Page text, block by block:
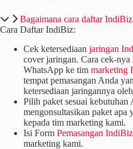
Bagaimana cara daftar
Cara Daftar IndiBiz:
Cek ketersediaan jaringan
cover jaringan. Cara cek-nya
WhatsApp ke tim marketing
tempat pemasangan Anda
ketersediaan jaringannya
Pilih paket sesuai kebutuhan
mengonsultasikan paket apa
kepada tim marketing kami.
Isi Form Pemasangan IndiBiz
marketing kami.